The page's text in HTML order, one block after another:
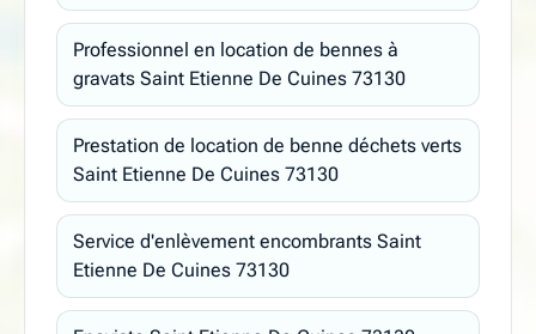
Professionnel en location de bennes à
gravats Saint Etienne De Cuines 73130
Prestation de location de benne déchets verts
Saint Etienne De Cuines 73130
Service d'enlèvement encombrants Saint
Etienne De Cuines 73130